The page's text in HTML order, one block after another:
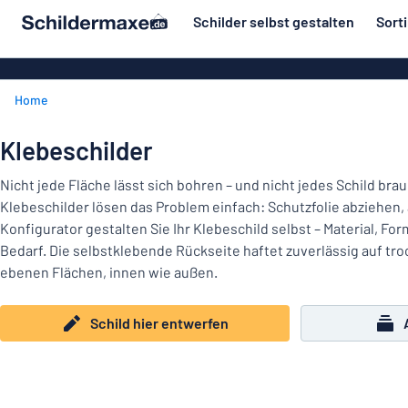
springen Schilder selbst gestalten
Herstellung
Haus und Heim
Kennzeichnung
Namensschilder
Aufkleber
Industrie und Fertigung
Holzschilder
Roll-Up
Unsere
Bestseller
Material
Herstellung
Haus
Kennzeichnung
zum
entwerfen
Home
Klebeschilder
Nicht jede Fläche lässt sich bohren – und nicht jedes Schild
Klebeschilder lösen das Problem einfach: Schutzfolie
Konfigurator gestalten Sie Ihr Klebeschild selbst – Material,
Bedarf. Die selbstklebende Rückseite haftet zuverlässig auf
ebenen Flächen, innen wie außen.
Schild hier entwerfen